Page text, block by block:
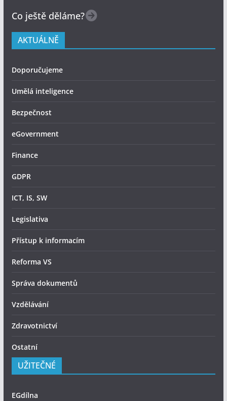
Co ještě děláme?
AKTUÁLNĚ
Doporučujeme
Umělá inteligence
Bezpečnost
eGovernment
Finance
GDPR
ICT, IS, SW
Legislativa
Přístup k informacím
Reforma VS
Správa dokumentů
Vzdělávání
Zdravotnictví
Ostatní
UŽITEČNÉ
EGdílna